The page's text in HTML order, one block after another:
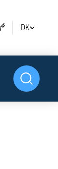
DK